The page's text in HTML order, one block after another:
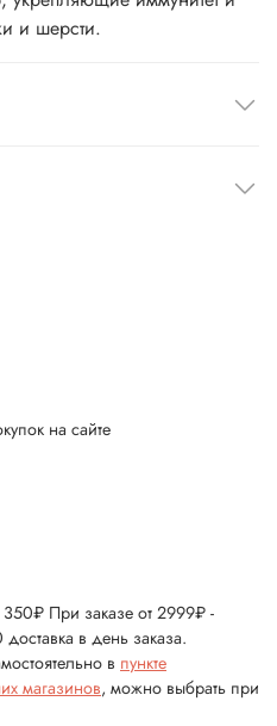
и шерсти.
на сайте
350₽ При заказе от 2999₽ -
в день заказа.
в пункте
магазинов, можно выбрать при